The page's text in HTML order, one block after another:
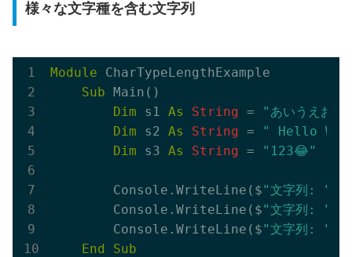
様々な文字種を含む文字列
Module CharTypeLengthExample
Sub Main()
Dim s1 As String = "あいうえお"
Dim s2 As String =
" Hello
Dim s3 As String = "123😂"
        Console.WriteLine($
"文字列:
        Console.WriteLine($
"文字列:
        Console.WriteLine($
"文字列:
End
Sub